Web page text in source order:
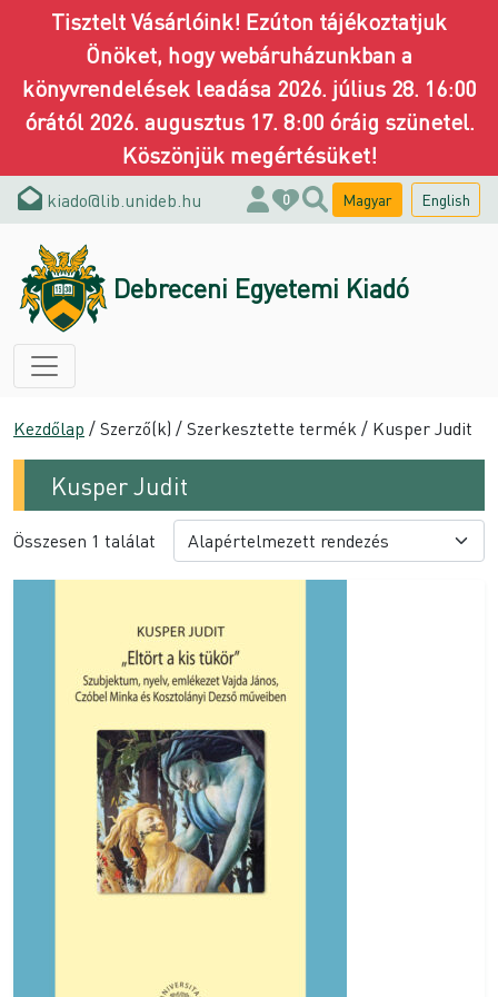
Tisztelt Vásárlóink! Ezúton tájékoztatjuk
Önöket, hogy webáruházunkban a
könyvrendelések leadása 2026. július 28. 16:00
órától 2026. augusztus 17. 8:00 óráig szünetel.
Köszönjük megértésüket!
kiado@lib.unideb.hu 0 Magyar English
Debreceni Egyetemi Kiadó
Kezdőlap / Szerző(k) / Szerkesztette termék / Kusper Judit
Kusper Judit
Összesen 1 találat